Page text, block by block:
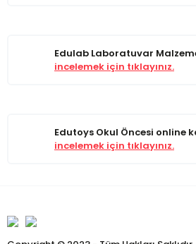
Edulab Laboratuvar
incelemek için tıklayınız.
Edutoys Okul Öncesi online
incelemek için tıklayınız.